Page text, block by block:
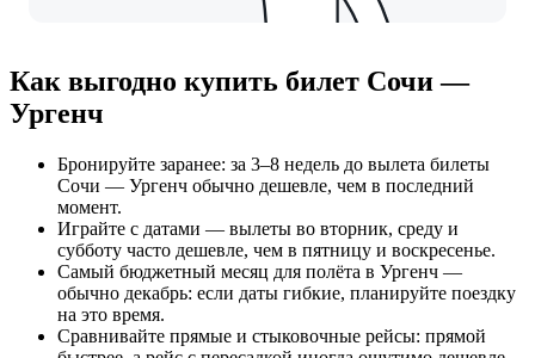
Как выгодно купить билет Сочи —
Ургенч
Бронируйте заранее: за 3–8 недель до вылета билеты
Сочи — Ургенч обычно дешевле, чем в последний
момент.
Играйте с датами — вылеты во вторник, среду и
субботу часто дешевле, чем в пятницу и воскресенье.
Самый бюджетный месяц для полёта в Ургенч —
обычно декабрь: если даты гибкие, планируйте поездку
на это время.
Сравнивайте прямые и стыковочные рейсы: прямой